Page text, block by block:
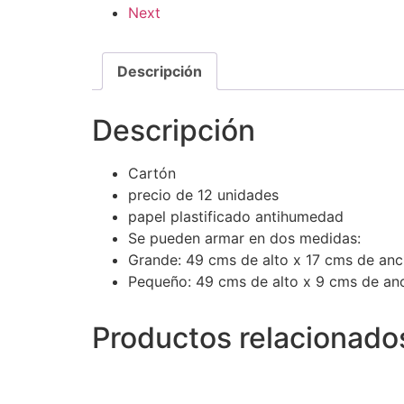
Next
Descripción
Descripción
Cartón
precio de 12 unidades
papel plastificado antihumedad
Se pueden armar en dos medidas:
Grande: 49 cms de alto x 17 cms de
Pequeño: 49 cms de alto x 9 cms de
Productos